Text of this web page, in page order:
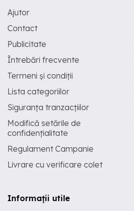
Ajutor
Contact
Publicitate
Întrebări frecvente
Termeni și condiții
Lista categoriilor
Siguranța tranzacțiilor
Modifică setările de
confidențialitate
Regulament Campanie
Livrare cu verificare colet
Informații utile